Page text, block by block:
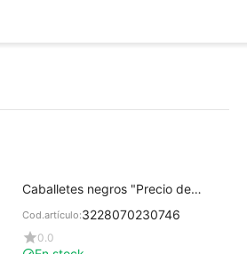
Caballetes negros "Precio de
Cod.artículo:3228070230746
0.0